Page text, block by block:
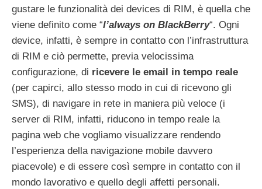
gustare le funzionalità dei devices di RIM, è quella che
viene definito come “l’always on BlackBerry“. Ogni
device, infatti, è sempre in contatto con l’infrastruttura
di RIM e ciò permette, previa velocissima
configurazione, di ricevere le email in tempo reale
(per capirci, allo stesso modo in cui di ricevono gli
SMS), di navigare in rete in maniera più veloce (i
server di RIM, infatti, riducono in tempo reale la
pagina web che vogliamo visualizzare rendendo
l’esperienza della navigazione mobile davvero
piacevole) e di essere così sempre in contatto con il
mondo lavorativo e quello degli affetti personali.